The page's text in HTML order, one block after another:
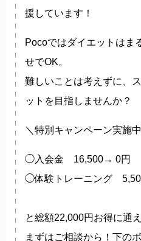
援しています！
Pocoではダイエットはま
せでOK。
難しいことは考えずに、
ットを目指しませんか？
＼特別キャンペーン実施
◯入会金 16,500→ 0円
◯体験トレーニング
と総額22,000円お得に通
まずはご相談から！下の